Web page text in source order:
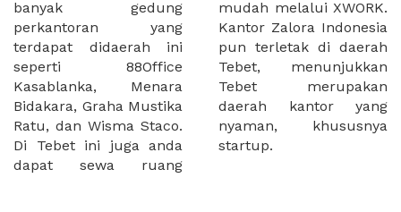
banyak gedung
perkantoran yang
terdapat didaerah ini
seperti 88Office
Kasablanka, Menara
Bidakara, Graha Mustika
Ratu, dan Wisma Staco.
Di Tebet ini juga anda
dapat sewa ruang
mudah melalui XWORK.
Kantor Zalora Indonesia
pun terletak di daerah
Tebet, menunjukkan
Tebet merupakan
daerah kantor yang
nyaman, khususnya
startup.